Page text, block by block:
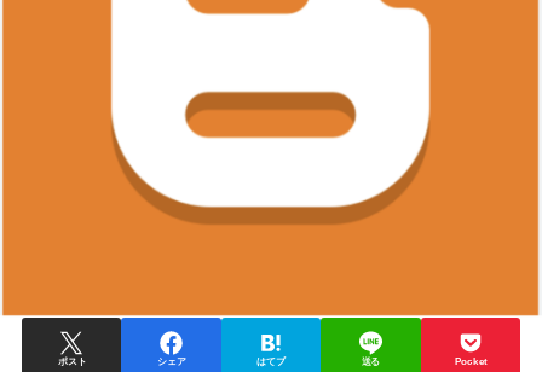
ポスト シェア はてブ 送る Pocket